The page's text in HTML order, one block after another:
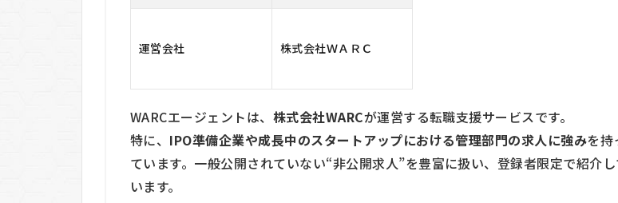
開求
両面
ージ
ェン
ト体
運営会社 株式会社ＷＡＲＣ
WARCエージェントは、 株式会社WARCが運営する転職支援サービスです。
特に、 IPO準備企業や成長中のスタートアップにおける管理部門の求人に強みを持
ています。一般公開されていない“非公開求人”を豊富に扱い、登録者限定で紹介し
います。